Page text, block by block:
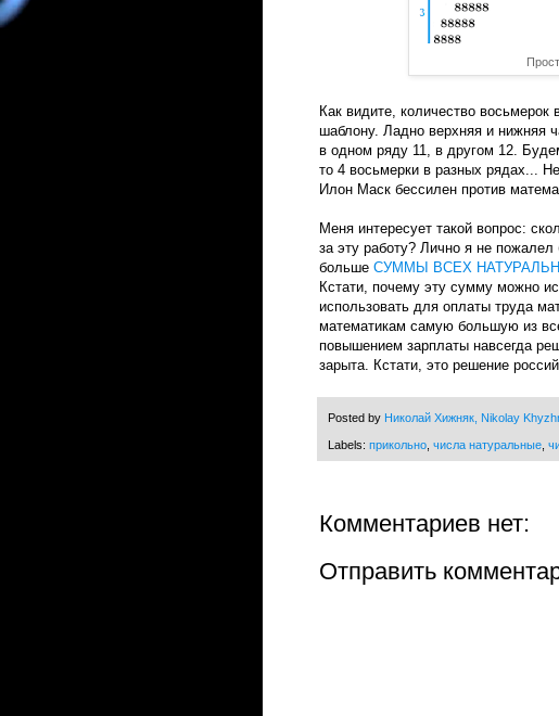
Как видите, количество восьмерок
шаблону. Ладно верхняя и нижняя
в одном ряду 11, в другом 12.
то 4 восьмерки в разных рядах...
Илон Маск бессилен против
Меня интересует такой вопрос:
за эту работу? Лично я не
больше СУММЫ ВСЕХ
Кстати, почему эту сумму можно
использовать для оплаты труда
математикам самую большую из
повышением зарплаты навсегда
зарыта. Кстати, это решение
Posted by Николай Хижняк, Nikolay
Labels: прикольно числа натуральные
Комментариев нет:
Отправить